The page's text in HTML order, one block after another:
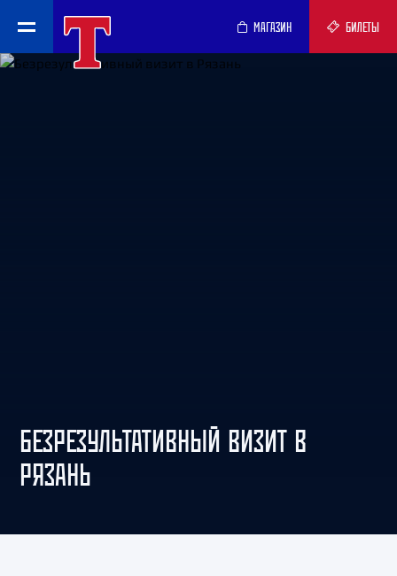
МАГАЗИН БИЛЕТЫ
БЕЗРЕЗУЛЬТАТИВНЫЙ ВИЗИТ В
РЯЗАНЬ